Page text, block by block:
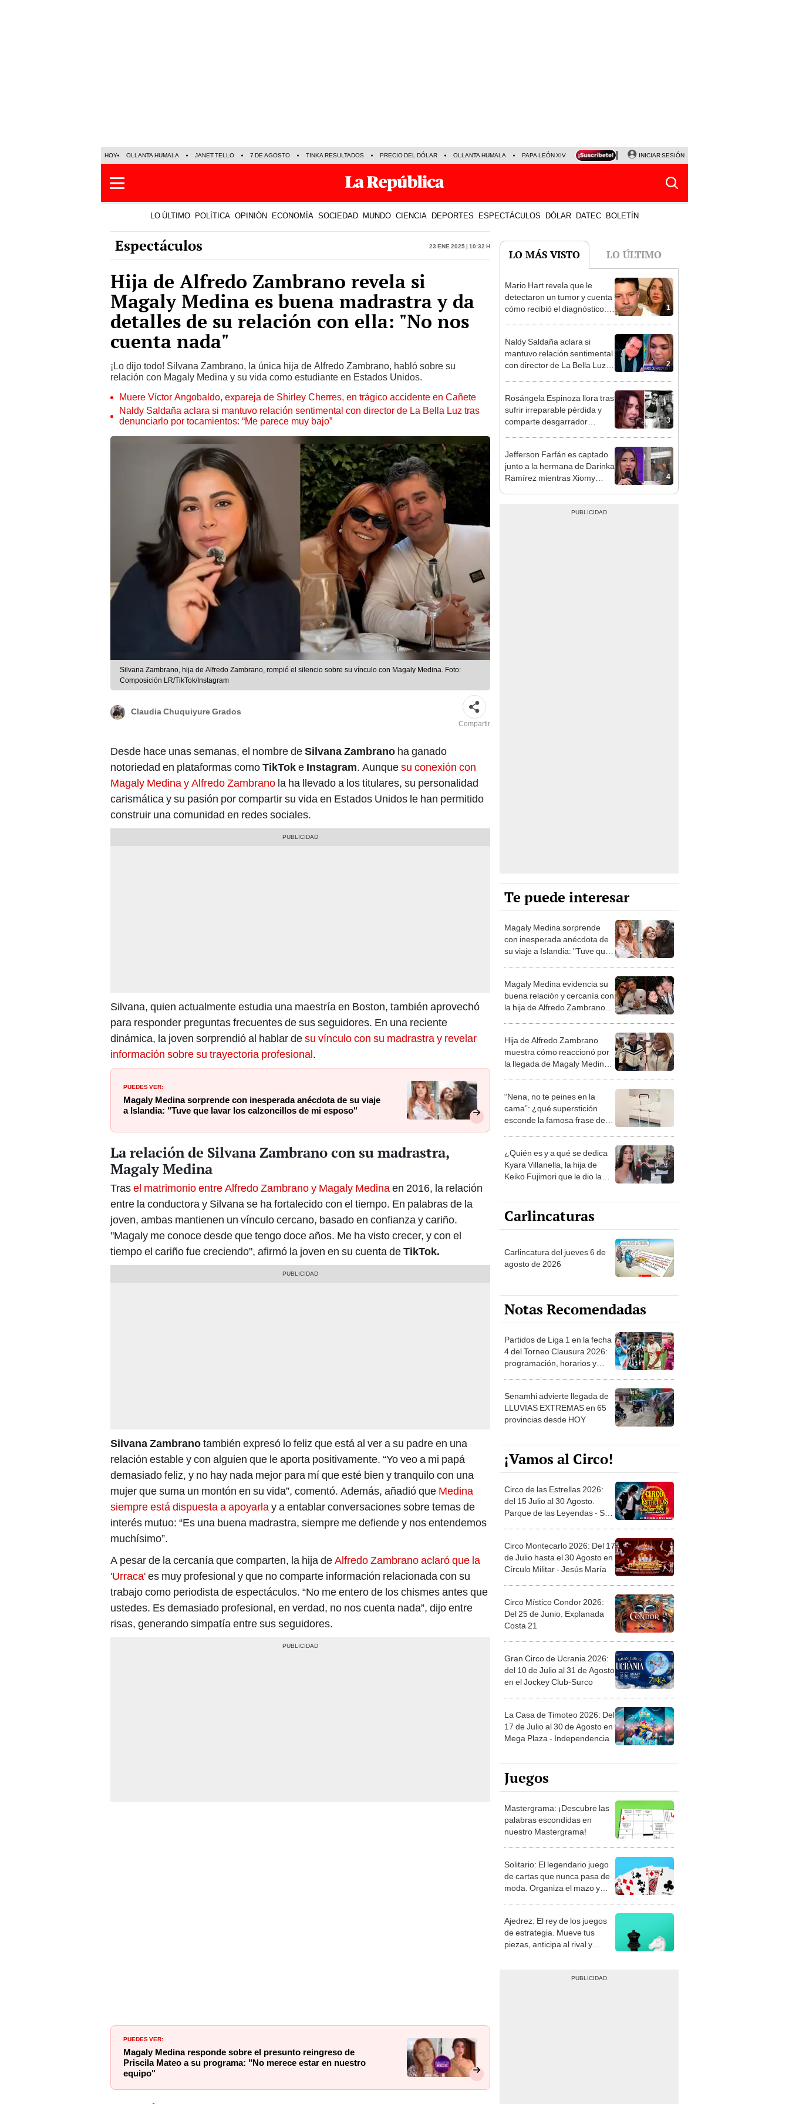
HOY OLLANTA HUMALA JANET TELLO 7 DE AGOSTO TINKA RESULTADOS PRECIO DEL DÓLAR OLLANTA HUMALA PAPA LEÓN XIV NALDY SALDAÑA LA BELLA LUZ
INICIAR SESIÓN
LO ÚLTIMO POLÍTICA OPINIÓN ECONOMÍA SOCIEDAD MUNDO CIENCIA DEPORTES ESPECTÁCULOS DÓLAR DATEC BOLETÍN
Espectáculos 23 Ene 2025 | 10:32 h
Hija de Alfredo Zambrano revela si
Magaly Medina es buena madrastra y da
detalles de su relación con ella: "No nos
cuenta nada"
¡Lo dijo todo! Silvana Zambrano, la única hija de Alfredo Zambrano, habló sobre su
relación con Magaly Medina y su vida como estudiante en Estados Unidos.
Muere Víctor Angobaldo, expareja de Shirley Cherres, en trágico accidente en Cañete
Naldy Saldaña aclara si mantuvo relación sentimental con director de La Bella Luz tras
denunciarlo por tocamientos: “Me parece muy bajo”
Silvana Zambrano, hija de Alfredo Zambrano, rompió el silencio sobre su vínculo con Magaly Medina. Foto:
Composición LR/TikTok/Instagram
Claudia Chuquiyure Grados
Compartir
Desde hace unas semanas, el nombre deSilvana Zambrano ha ganado
notoriedad en plataformas comoTikToke Instagram. Aunquesu conexión con
Magaly Medina y Alfredo Zambrano la ha llevado a los titulares, su personalidad
carismática y su pasión por compartir su vida en Estados Unidos le han permitido
construir una comunidad en redes sociales.
Silvana, quien actualmente estudia una maestría en Boston, también aprovechó
para responder preguntas frecuentes de sus seguidores. En una reciente
dinámica, la joven sorprendió al hablar desu vínculo con su madrastra y revelar
información sobre su trayectoria profesional.
PUEDES VER:
Magaly Medina sorprende con inesperada anécdota de su viaje
a Islandia: "Tuve que lavar los calzoncillos de mi esposo"
La relación de Silvana Zambrano con su madrastra,
Magaly Medina
Trasel matrimonio entre Alfredo Zambrano y Magaly Medinaen 2016, la relación
entre la conductora y Silvana se ha fortalecido con el tiempo. En palabras de la
joven, ambas mantienen un vínculo cercano, basado en confianza y cariño.
"Magaly me conoce desde que tengo doce años. Me ha visto crecer, y con el
tiempo el cariño fue creciendo", afirmó la joven en su cuenta deTikTok.
Silvana Zambranotambién expresó lo feliz que está al ver a su padre en una
relación estable y con alguien que le aporta positivamente. “Yo veo a mi papá
demasiado feliz, y no hay nada mejor para mí que esté bien y tranquilo con una
mujer que suma un montón en su vida”, comentó. Además, añadió que Medina
siempre está dispuesta a apoyarlay a entablar conversaciones sobre temas de
interés mutuo: “Es una buena madrastra, siempre me defiende y nos entendemos
muchísimo”.
A pesar de la cercanía que comparten, la hija deAlfredo Zambrano aclaró que la
'Urraca'es muy profesional y que no comparte información relacionada con su
trabajo como periodista de espectáculos. “No me entero de los chismes antes que
ustedes. Es demasiado profesional, en verdad, no nos cuenta nada”, dijo entre
risas, generando simpatía entre sus seguidores.
PUEDES VER:
Magaly Medina responde sobre el presunto reingreso de
Priscila Mateo a su programa: "No merece estar en nuestro
equipo"
LO MÁS VISTO LO ÚLTIMO
1
Mario Hart revela que le
detectaron un tumor y cuenta
cómo recibió el diagnóstico:
2
Naldy Saldaña aclara si
mantuvo relación sentimental
con director de La Bella Luz
bajo”
3
Rosángela Espinoza llora tras
sufrir irreparable pérdida y
comparte desgarrador
4
Jefferson Farfán es captado
junto a la hermana de Darinka
Ramírez mientras Xiomy
Te puede interesar
Magaly Medina sorprende
con inesperada anécdota de
su viaje a Islandia: "Tuve que
Magaly Medina evidencia su
buena relación y cercanía con
la hija de Alfredo Zambrano:
Hija de Alfredo Zambrano
muestra cómo reaccionó por
la llegada de Magaly Medina a
“Nena, no te peines en la
cama”: ¿qué superstición
esconde la famosa frase de
¿Quién es y a qué se dedica
Kyara Villanella, la hija de
Keiko Fujimori que le dio la
Carlincaturas
Carlincatura del jueves 6 de
agosto de 2026
Notas Recomendadas
Partidos de Liga 1 en la fecha
4 del Torneo Clausura 2026:
programación, horarios y
Senamhi advierte llegada de
LLUVIAS EXTREMAS en 65
provincias desde HOY
¡Vamos al Circo!
Circo de las Estrellas 2026:
del 15 Julio al 30 Agosto.
Parque de las Leyendas - San
Circo Montecarlo 2026: Del 17
de Julio hasta el 30 Agosto en
Círculo Militar - Jesús María
Circo Místico Condor 2026:
Del 25 de Junio. Explanada
Costa 21
Gran Circo de Ucrania 2026:
del 10 de Julio al 31 de Agosto
en el Jockey Club-Surco
La Casa de Timoteo 2026: Del
17 de Julio al 30 de Agosto en
Mega Plaza - Independencia
Juegos
Mastergrama: ¡Descubre las
palabras escondidas en
nuestro Mastergrama!
Solitario: El legendario juego
de cartas que nunca pasa de
moda. Organiza el mazo y
Ajedrez: El rey de los juegos
de estrategia. Mueve tus
piezas, anticipa al rival y